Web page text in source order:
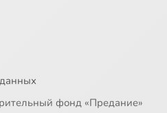
фонд «Предание»